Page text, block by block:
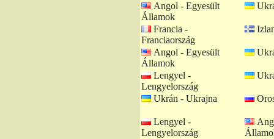
Angol - Egyesült
Államok
Francia -
Franciaország
Angol - Egyesült
Államok
Lengyel -
Lengyelország
Ukrán - Ukrajna
Lengyel -
Lengyelország